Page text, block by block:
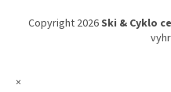
Copyright 2026Ski & Cyklo
×